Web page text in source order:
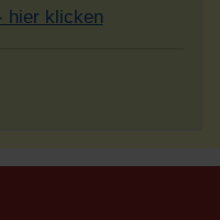
hier klicken